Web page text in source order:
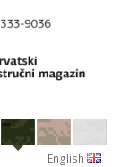
English